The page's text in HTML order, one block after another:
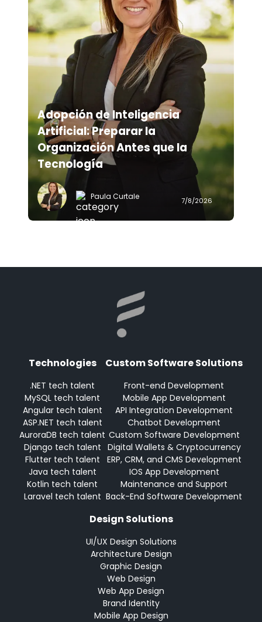
Adopción de Inteligencia
Artificial: Preparar la
Organización Antes que la
Tecnología
Paula Curtale 7/8/2026
Technologies
.NET tech talent
MySQL tech talent
Angular tech talent
ASP.NET tech talent
AuroraDB tech talent
Django tech talent
Flutter tech talent
Java tech talent
Kotlin tech talent
Laravel tech talent
Custom Software Solutions
Front-end Development
Mobile App Development
API Integration Development
Chatbot Development
Custom Software Development
Digital Wallets & Cryptocurrency
ERP, CRM, and CMS Development
IOS App Development
Maintenance and Support
Back-End Software Development
Design Solutions
UI/UX Design Solutions
Architecture Design
Graphic Design
Web Design
Web App Design
Brand Identity
Mobile App Design